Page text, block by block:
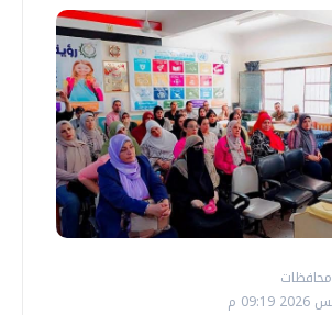
محافظات